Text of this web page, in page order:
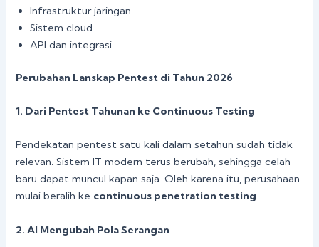
Infrastruktur jaringan
Sistem cloud
API dan integrasi
Perubahan Lanskap Pentest di Tahun 2026
1. Dari Pentest Tahunan ke Continuous Testing
Pendekatan pentest satu kali dalam setahun sudah tidak
relevan. Sistem IT modern terus berubah, sehingga celah
baru dapat muncul kapan saja. Oleh karena itu, perusahaan
mulai beralih ke continuous penetration testing.
2. AI Mengubah Pola Serangan